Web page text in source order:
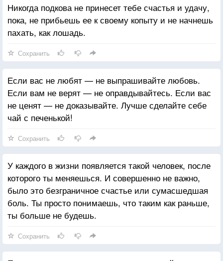
Никогда подкова не принесет тебе счастья и удачу,
пока, не прибьешь ее к своему копыту и не начнешь
пахать, как лошадь.
Сохранить
Если вас не любят — не выпрашивайте любовь.
Если вам не верят — не оправдывайтесь. Если вас
не ценят — не доказывайте. Лучше сделайте себе
чай с печенькой!
Сохранить
У каждого в жизни появляется такой человек, после
которого ты меняешься. И совершенно не важно,
было это безграничное счастье или сумасшедшая
боль. Ты просто понимаешь, что таким как раньше,
ты больше не будешь.
Сохранить